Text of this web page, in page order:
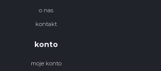
o nas
kontakt
konto
moje konto